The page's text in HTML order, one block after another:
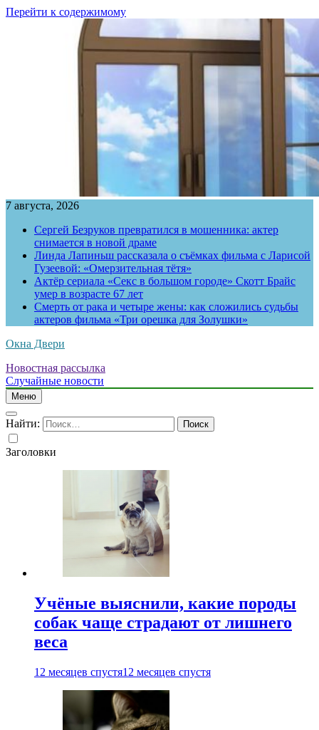
Перейти к содержимому
7 августа, 2026
Сергей Безруков превратился в мошенника: актер
снимается в новой драме
Линда Лапиньш рассказала о съёмках фильма с Ларисой
Гузеевой: «Омерзительная тётя»
Актёр сериала «Секс в большом городе» Скотт Брайс
умер в возрасте 67 лет
Смерть от рака и четыре жены: как сложились судьбы
актеров фильма «Три орешка для Золушки»
Окна Двери
Новостная рассылка
Случайные новости
Меню
Найти:
Заголовки
Учёные выяснили, какие породы
собак чаще страдают от лишнего
веса
12 месяцев спустя12 месяцев спустя